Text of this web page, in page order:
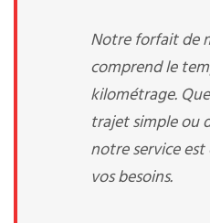
Notre forfait de
comprend le
kilométrage.
trajet simple ou
notre service est
vos besoins.